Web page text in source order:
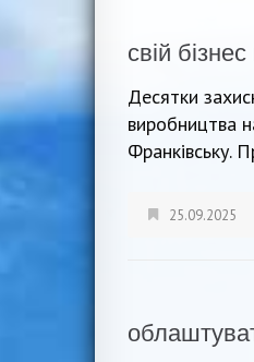
свій
Десятки
виробництва
Франківську.
25.09.2025